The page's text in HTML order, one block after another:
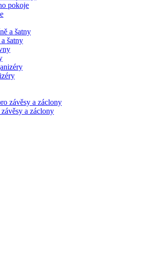
pokoje
šatny
a záclony